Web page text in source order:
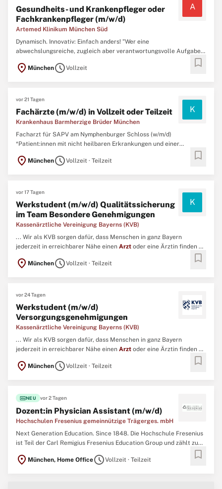
Gesundheits- und Krankenpfleger oder
Fachkrankenpfleger (m/w/d)
Artemed Klinikum München Süd
A
Dynamisch. Innovativ: Einfach anders! "Wer eine
abwechslungsreiche, zugleich aber verantwortungsvolle Aufgabe
sucht, ist bei der Artemed richtig! Mit einem Mix aus einem jungen,
dynamischen Team und einer vielseitigen Tätigkeit in einer
location_on MünchenscheduleVollzeit bookmark
vor 21 Tagen
Fachärzte (m/w/d) in Vollzeit oder Teilzeit
Krankenhaus Barmherzige Brüder München
K
Facharzt für SAPV am Nymphenburger Schloss (w/m/d)
*Patient:innen mit nicht heilbaren Erkrankungen und einer
versorgen, ist Ihnen eine Herzensangelegenheit. Die intensive
location_on MünchenscheduleVollzeit · Teilzeit bookmark
vor 17 Tagen
Werkstudent (m/w/d) Qualitätssicherung
im Team Besondere Genehmigungen
Kassenärztliche Vereinigung Bayerns (KVB)
K
... Wir als KVB sorgen dafür, dass Menschen in ganz Bayern
jederzeit in erreichbarer Nähe einen Arzt oder eine Ärztin finden –
location_on MünchenscheduleVollzeit · Teilzeit bookmark
vor 24 Tagen
Werkstudent (m/w/d)
Versorgungsgenehmigungen
Kassenärztliche Vereinigung Bayerns (KVB)
... Wir als KVB sorgen dafür, dass Menschen in ganz Bayern
jederzeit in erreichbarer Nähe einen Arzt oder eine Ärztin finden –
location_on MünchenscheduleVollzeit · Teilzeit bookmark
fiber_newNEU vor 2 Tagen
Dozent:in Physician Assistant (m/w/d)
Hochschulen Fresenius gemeinnützige Trägerges. mbH
Next Generation Education. Since 1848. Die Hochschule Fresenius
ist Teil der Carl Remigius Fresenius Education Group und zählt zu
Landes. Die Hochschule bietet 120 innovative Bachelor- und
location_on München, Home OfficescheduleVollzeit · Teilzeit bookmark